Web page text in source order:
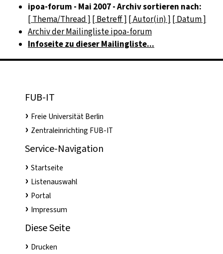
ipoa-forum - Mai 2007 - Archiv sortieren nach:
[ Thema/Thread ] [ Betreff ] [ Autor(in) ] [ Datum ]
Archiv der Mailingliste ipoa-forum
Infoseite zu dieser Mailingliste...
FUB-IT
Freie Universität Berlin
Zentraleinrichting FUB-IT
Service-Navigation
Startseite
Listenauswahl
Portal
Impressum
Diese Seite
Drucken